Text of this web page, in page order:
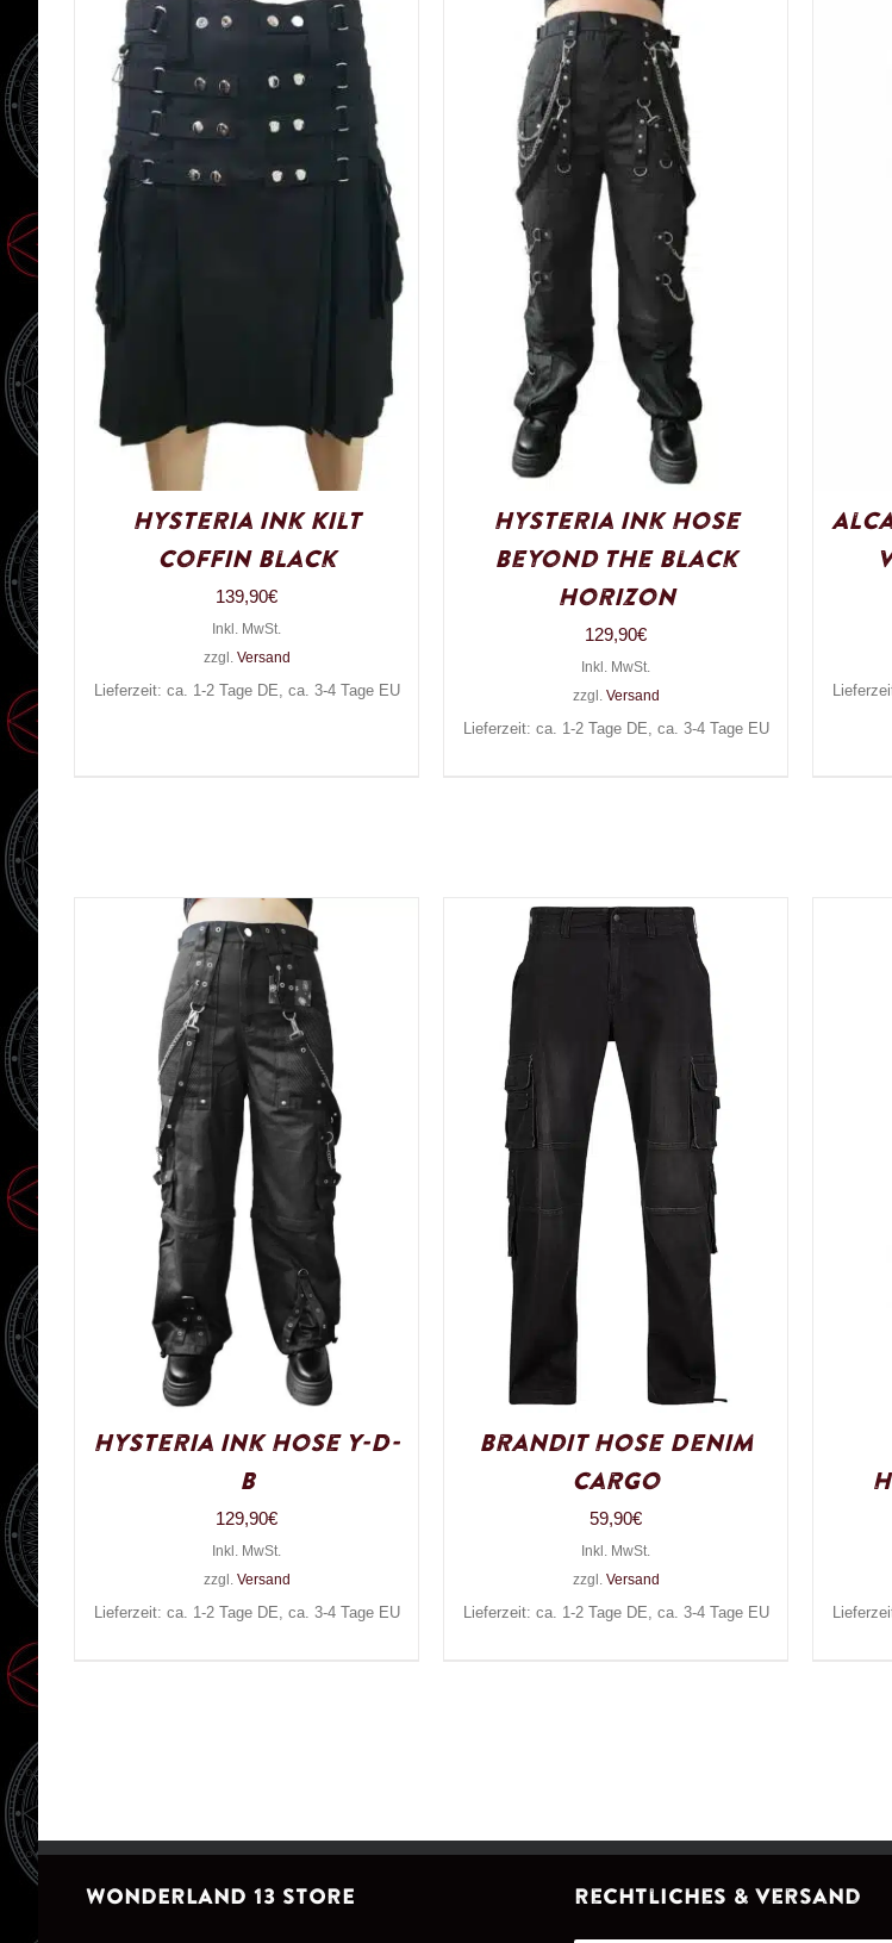
Hysteria Ink Kilt
Coffin Black
139,90€
Inkl. MwSt.
zzgl. Versand
Lieferzeit: ca. 1-2 Tage DE, ca. 3-4 Tage EU
Hysteria Ink Hose
Beyond the Black
Horizon
129,90€
Inkl. MwSt.
zzgl. Versand
Lieferzeit: ca. 1-2 Tage DE, ca. 3-4 Tage EU
Hysteria Ink Hose Y-D-
B
129,90€
Inkl. MwSt.
zzgl. Versand
Lieferzeit: ca. 1-2 Tage DE, ca. 3-4 Tage EU
Brandit Hose Denim
Cargo
59,90€
Inkl. MwSt.
zzgl. Versand
Lieferzeit: ca. 1-2 Tage DE, ca. 3-4 Tage EU
WONDERLAND 13 STORE Rechtliches & Versand